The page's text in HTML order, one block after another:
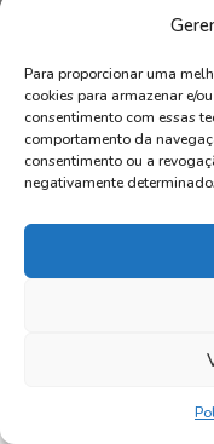
Para proporcionar uma
cookies para armazenar e/
consentimento com essas
comportamento da
consentimento ou a
negativamente
+55 41 3352-
+55 41 99169-
© AXAR